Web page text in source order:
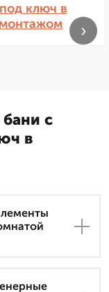
ключ в
монтажом
›
с
в